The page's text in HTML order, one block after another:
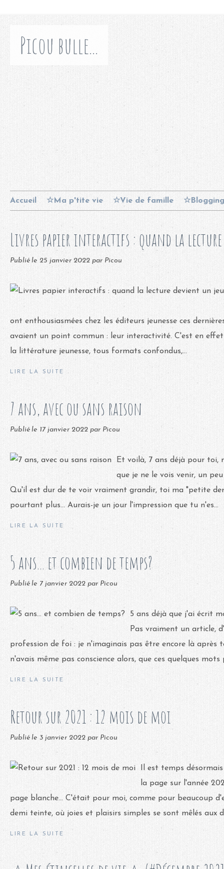
Picou bulle...
Accueil ☆Ma p'tite vie ☆Vie de famille ☆Blogging
Livres papier interactifs : quand la
Publié le 25 janvier 2022 par Picou
ont enthousiasmées chez les éditeurs jeunesse ces
avaient un point commun : leur interactivité. C'est en
la littérature jeunesse, tous formats confondus,...
LIRE LA SUITE
7 ans, avec ou sans raison
Publié le 17 janvier 2022 par Picou
Et voilà, 7 ans déjà pour toi,
que je ne le vois venir, un
Qu'il est dur de te voir vraiment grandir, toi ma "petite
pourtant plus... Aurais-je un jour l'impression que tu n'es...
LIRE LA SUITE
5 ans... et combien de temps?
Publié le 7 janvier 2022 par Picou
5 ans déjà que j'ai écrit
Pas vraiment un article,
profession de foi : je n'imaginais pas être encore là après
n'avais même pas conscience alors, que ces quelques mots
LIRE LA SUITE
Retour sur 2021 : 12 mois de moi
Publié le 3 janvier 2022 par Picou
Il est temps
la page sur l'année
page blanche... C'était pour moi, comme pour beaucoup
demi teinte, où joies et plaisirs simples se sont mêlés aux
LIRE LA SUITE